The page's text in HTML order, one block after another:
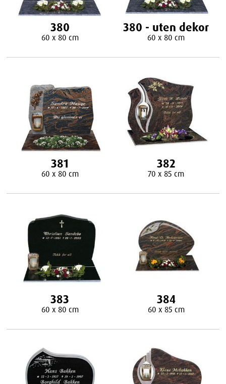
380
60 x 80 cm
380 - uten dekor
60 x 80 cm
381
60 x 80 cm
382
70 x 85 cm
383
60 x 80 cm
384
60 x 85 cm